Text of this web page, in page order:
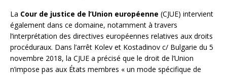
La Cour de justice de l’Union européenne (CJUE) intervient
également dans ce domaine, notamment à travers
l’interprétation des directives européennes relatives aux droits
procéduraux. Dans l’arrêt Kolev et Kostadinov c/ Bulgarie du 5
novembre 2018, la CJUE a précisé que le droit de l’Union
n’impose pas aux États membres « un mode spécifique de